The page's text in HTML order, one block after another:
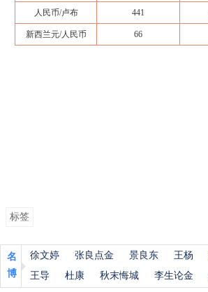
人民币/卢布 441
新西兰元/人民币 66
标签
名
博
徐文婷 张良点金 景良东 王杨
王导
杜康 秋末悔城 李生论金